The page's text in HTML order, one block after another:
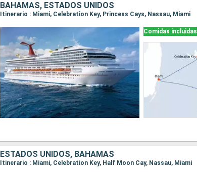
BAHAMAS, ESTADOS UNIDOS
Itinerario : Miami, Celebration Key, Princess Cays, Nassau, Miami
Comidas incluidas
ESTADOS UNIDOS, BAHAMAS
Itinerario : Miami, Celebration Key, Half Moon Cay, Nassau, Miami